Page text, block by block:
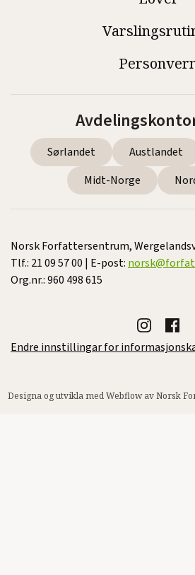
Sørlandet Austlandet
Midt-Norge
Norsk Forfattersentrum,
Tlf.: 21 09 57 00 | E-post:
Org.nr.: 960 498 615
Endre innstillingar for
Designa og utvikla med Webflow av Norsk